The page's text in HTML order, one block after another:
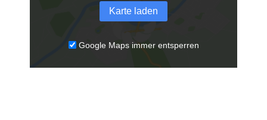
Karte laden
Google Maps immer entsperren